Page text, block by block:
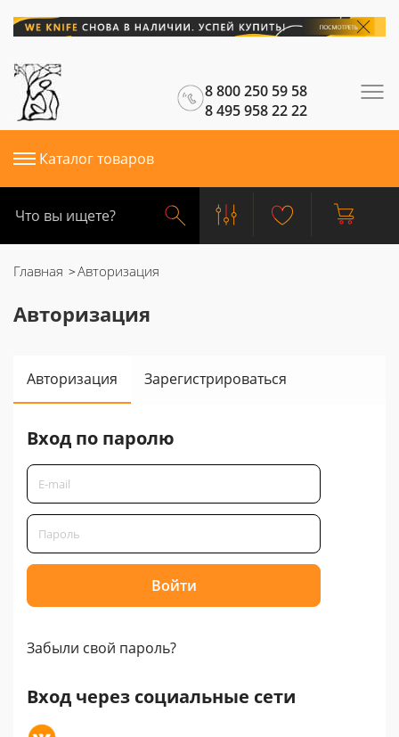
8 800 250 59 58
8 495 958 22 22
Каталог товаров
Главная Авторизация
Авторизация
Авторизация Зарегистрироваться
Вход по паролю
Забыли свой пароль?
Вход через социальные сети